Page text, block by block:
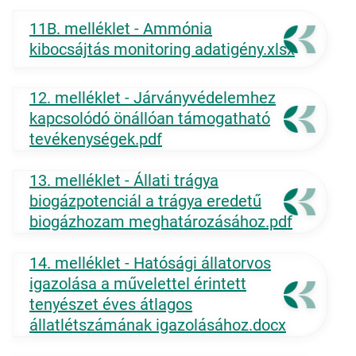
11B. melléklet - Ammónia
kibocsájtás monitoring adatigény.xlsx
12. melléklet - Járványvédelemhez
kapcsolódó önállóan támogatható
tevékenységek.pdf
13. melléklet - Állati trágya
biogázpotenciál a trágya eredetű
biogázhozam meghatározásához.pdf
14. melléklet - Hatósági állatorvos
igazolása a művelettel érintett
tenyészet éves átlagos
állatlétszámának igazolásához.docx